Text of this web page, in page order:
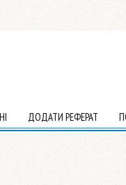
ДОДАТИ РЕФЕРАТ